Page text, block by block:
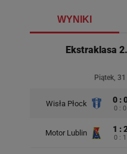
WYNIKI
Ekstraklasa
Piątek,
Wisła Płock 0 :
0 : 0
Motor Lublin 1 :
0 : 1